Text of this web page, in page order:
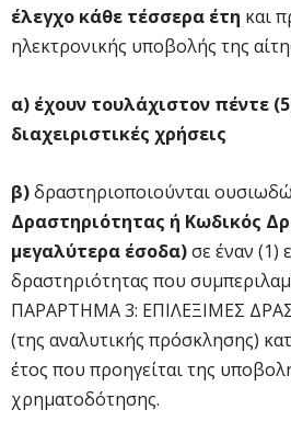
έλεγχο κάθε τέσσερα έτη και
ηλεκτρονικής υποβολής της
α) έχουν τουλάχιστον πέντε
διαχειριστικές χρήσεις
β)δραστηριοποιούνται
Δραστηριότητας ή Κωδικός
μεγαλύτερα έσοδα)σε έναν (1)
δραστηριότητας που
ΠΑΡΑΡΤΗΜΑ 3: EΠΙΛΕΞΙΜΕΣ
(της αναλυτικής πρόσκλησης)
έτος που προηγείται της
χρηματοδότησης.